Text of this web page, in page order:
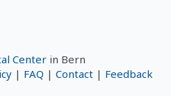
Center in Bern
| FAQ | Contact | Feedback